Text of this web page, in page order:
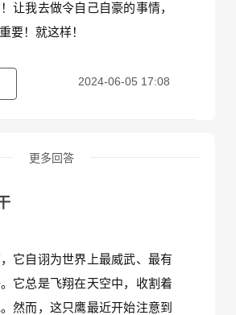
让我去做令自己自豪的事情，
要！就这样！
2024-06-05 17:08
更多回答
它自诩为世界上最威武、最有
它总是飞翔在天空中，收割着
然而，这只鹰最近开始注意到